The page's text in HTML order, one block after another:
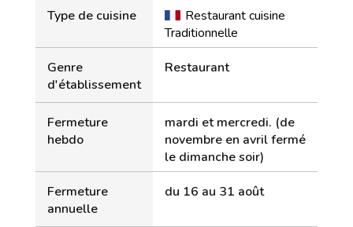
Type de cuisine
Restaurant cuisine
Traditionnelle
Genre
d'établissement
Restaurant
Fermeture
hebdo
mardi et mercredi. (de
novembre en avril fermé
le dimanche soir)
Fermeture
annuelle
du 16 au 31 août